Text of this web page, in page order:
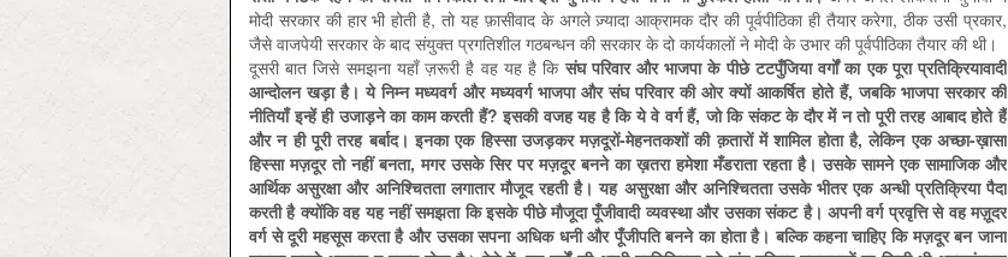
मोदी सरकार की हार भी होती है, तो यह फ़ासीवाद के अगले ज़्यादा आक्रामक दौर की पूर्वपीठिका ही तैयार करेगा, ठीक उसी प्रकार,
जैसे वाजपेयी सरकार के बाद संयुक्त प्रगतिशील गठबन्धन की सरकार के दो कार्यकालों ने मोदी के उभार की पूर्वपीठिका तैयार की थी।
दूसरी बात जिसे समझना यहाँ ज़रूरी है वह यह है किसंघ परिवार और भाजपा के पीछे टटपुँजिया वर्गों का एक पूरा प्रतिक्रियावादी
आन्दोलन खड़ा है। ये निम्न मध्यवर्ग और मध्यवर्ग भाजपा और संघ परिवार की ओर क्यों आकर्षित होते हैं, जबकि भाजपा सरकार की
नीतियाँ इन्हें ही उजाड़ने का काम करती हैं? इसकी वजह यह है कि ये वे वर्ग हैं, जो कि संकट के दौर में न तो पूरी तरह आबाद होते हैं
और न ही पूरी तरह बर्बाद। इनका एक हिस्सा उजड़कर मज़दूरों-मेहनतकशों की क़तारों में शामिल होता है, लेकिन एक अच्छा-ख़ासा
हिस्सा मज़दूर तो नहीं बनता, मगर उसके सिर पर मज़दूर बनने का ख़तरा हमेशा मँडराता रहता है। उसके सामने एक सामाजिक और
आर्थिक असुरक्षा और अनिश्चितता लगातार मौजूद रहती है। यह असुरक्षा और अनिश्चितता उसके भीतर एक अन्धी प्रतिक्रिया पैदा
करती है क्योंकि वह यह नहीं समझता कि इसके पीछे मौजूदा पूँजीवादी व्यवस्था और उसका संकट है। अपनी वर्ग प्रवृत्ति से वह मज़ूदर
वर्ग से दूरी महसूस करता है और उसका सपना अधिक धनी और पूँजीपति बनने का होता है। बल्कि कहना चाहिए कि मज़दूर बन जाना